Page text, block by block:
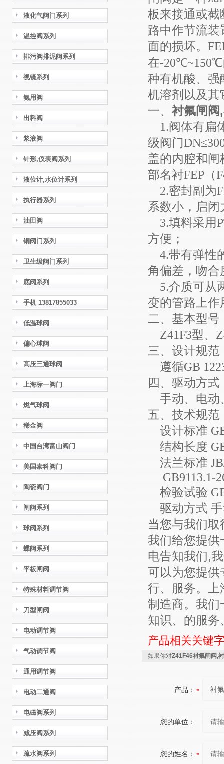
液化气阀门系列
温控阀系列
排污阀排泥阀系列
视镜系列
氨用阀
出料阀
浆液阀
针形,仪表阀系列
液位计,水位计系列
执行器系列
油田阀
铜阀门系列
卫生级阀门系列
底阀系列
手机 13817855033
低温球阀
偏心球阀
高压三通球阀
上海标一阀门
燃气球阀
稀金阀
中国台湾富山阀门
美国泰科阀门
陶瓷阀门
闸阀系列
球阀系列
蝶阀系列
平板闸阀
特殊材料调节阀
刀型闸阀
电动调节阀
气动调节阀
通用调节阀
电动二通阀
电磁阀系列
减压阀系列
疏水阀系列
板来接通或截
路中作节流
面的损坏。
在-20℃~150℃
种有机酸、强
机溶剂以及其
一、 衬氟闸阀
1.阀体有扁
级阀门
盖的内腔和
部名衬FEP（
2.密封副为
系数小，启闭
3.填料采用
方便；
4.带有弹性
角偏差，吻合
5.介质可从
变的管路上作
二、 基本型号
Z41F3型、
三、设计规范
遵循GB
四、驱动方式
手动、电动
五、技术规范
设计标准
结构长度
法兰标准
GB9113.1-
检验试验
驱动方式 手
当您与我们
我们给您提供
电告知我们,
可以为您提供
行、服务。上
制造商。我们
知识、的服
产品相关关键
如果你对Z41F46衬氟闸阀,
产品：
您的单位：
您的姓名：